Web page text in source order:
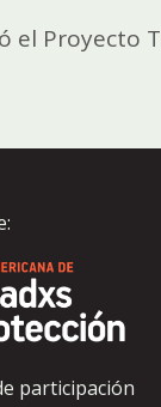
el Proyecto
participación